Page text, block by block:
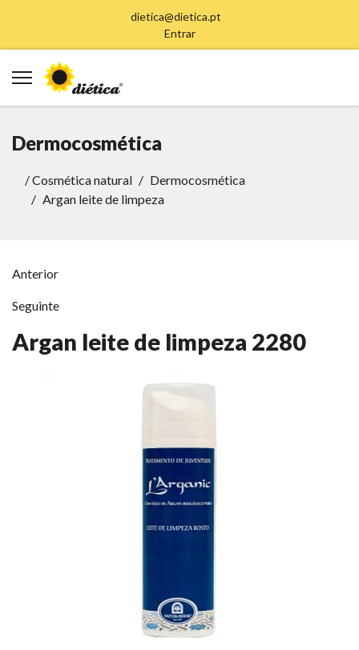
dietica@dietica.pt
Entrar
Dermocosmética
/Cosmética natural
Dermocosmética
Argan leite de limpeza
Anterior
Seguinte
Argan leite de limpeza 2280